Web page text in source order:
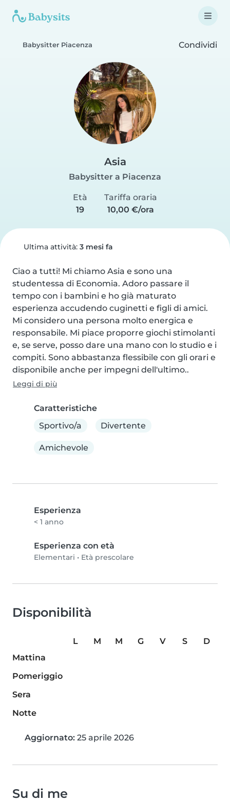
Babysitter Piacenza Condividi
Asia
Babysitter a Piacenza
Età
19
Tariffa oraria
10,00 €/ora
Ultima attività: 3 mesi fa
Ciao a tutti! Mi chiamo Asia e sono una
studentessa di Economia. Adoro passare il
tempo con i bambini e ho già maturato
esperienza accudendo cuginetti e figli di amici.
Mi considero una persona molto energica e
responsabile. Mi piace proporre giochi stimolanti
e, se serve, posso dare una mano con lo studio e i
compiti. Sono abbastanza flessibile con gli orari e
disponibile anche per impegni dell'ultimo..
Leggi di più
Caratteristiche
Sportivo/a
Divertente
Amichevole
Esperienza
< 1 anno
Esperienza con età
Elementari • Età prescolare
Disponibilità
L M M G V S
D
Mattina
Pomeriggio
Sera
Notte
Aggiornato: 25 aprile 2026
Su di me